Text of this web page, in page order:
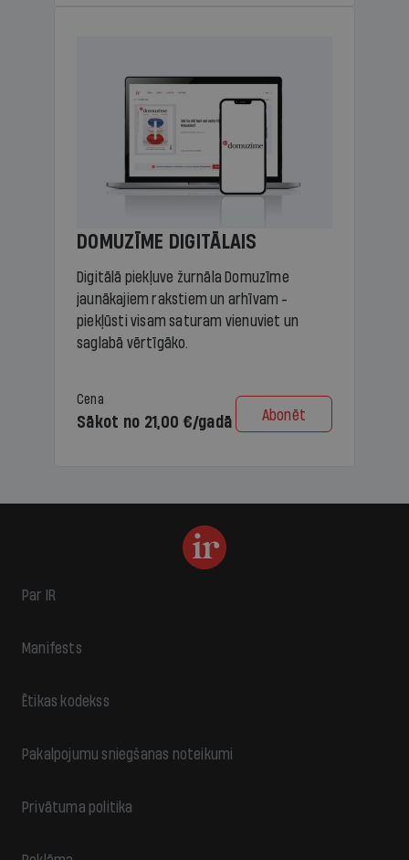
DOMUZĪME DIGITĀLAIS
Digitālā piekļuve žurnāla Domuzīme
jaunākajiem rakstiem un arhīvam -
piekļūsti visam saturam vienuviet un
saglabā vērtīgāko.
Cena
Sākot no 21,00 €/gadā Abonēt
Par IR
Manifests
Ētikas kodekss
Pakalpojumu sniegšanas noteikumi
Privātuma politika